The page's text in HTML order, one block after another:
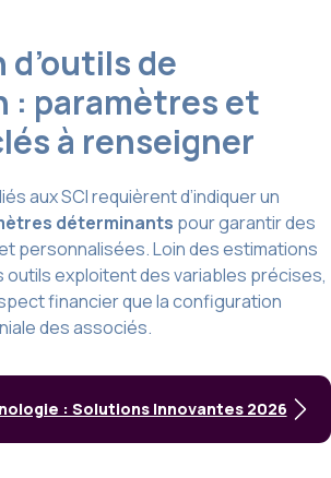
de
: paramètres et
à renseigner
aux SCI requièrent d’indiquer un
déterminants pour garantir des
personnalisées. Loin des estimations
outils exploitent des variables précises,
financier que la configuration
des associés.
: Solutions Innovantes 2026